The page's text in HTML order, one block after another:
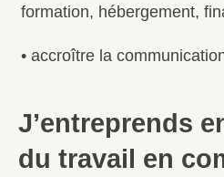
formation, hébergement,
• accroître la
J’entreprends
du travail en